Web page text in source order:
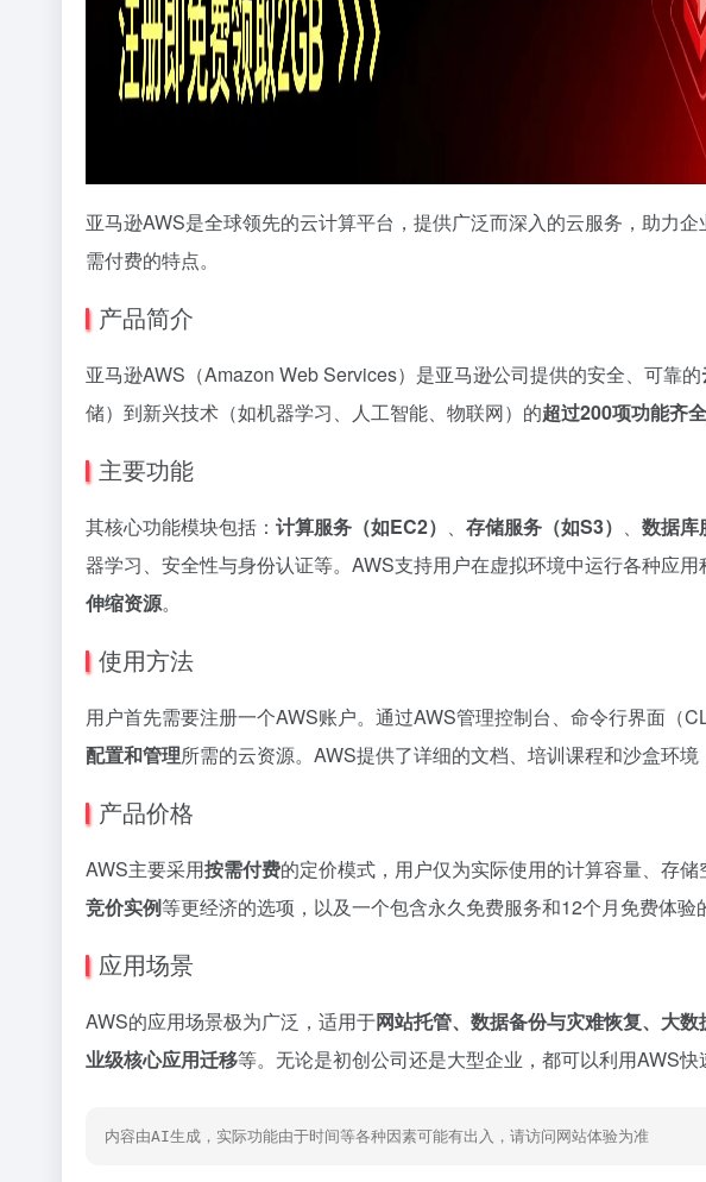
亚马逊AWS是全球领先的云计算平台，提供广泛而深入的云服务，助力
需付费的特点。
产品简介
亚马逊AWS（Amazon Web Services）是亚马逊公司提供的安全、可靠的
储）到新兴技术（如机器学习、人工智能、物联网）的超过200项功能齐
主要功能
其核心功能模块包括： 计算服务（如EC2） 、 存储服务（如S3） 、 数据库
器学习、安全性与身份认证等。AWS支持用户在虚拟环境中运行各种应
伸缩资源。
使用方法
用户首先需要注册一个AWS账户。通过AWS管理控制台、命令行界面（
配置和管理所需的云资源。AWS提供了详细的文档、培训课程和沙盒环境
产品价格
AWS主要采用按需付费的定价模式，用户仅为实际使用的计算容量、存
竞价实例等更经济的选项，以及一个包含永久免费服务和12个月免费体验
应用场景
AWS的应用场景极为广泛，适用于网站托管、数据备份与灾难恢复、大
业级核心应用迁移等。无论是初创公司还是大型企业，都可以利用AWS快
内容由AI生成，实际功能由于时间等各种因素可能有出入，请访问网站体验为准